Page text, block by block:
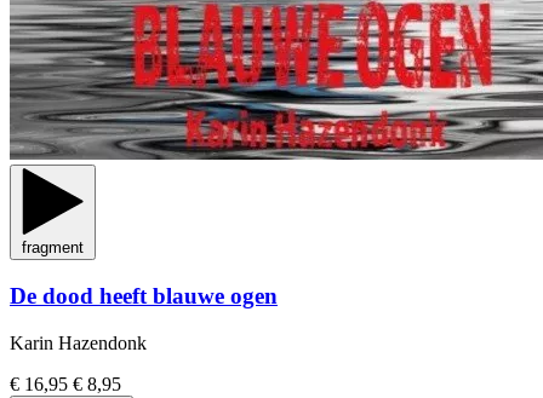
fragment
De dood heeft blauwe ogen
Karin Hazendonk
€ 16,95 € 8,95